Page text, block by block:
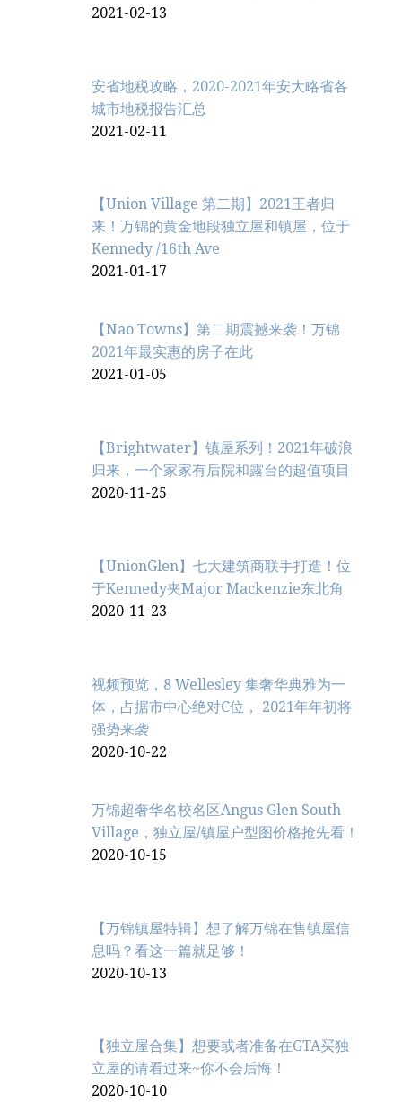
2021-02-13
安省地税攻略，2020-2021年安大略省各
城市地税报告汇总
2021-02-11
【Union Village 第二期】2021王者归
来！万锦的黄金地段独立屋和镇屋，位于
Kennedy /16th Ave
2021-01-17
【Nao Towns】第二期震撼来袭！万锦
2021年最实惠的房子在此
2021-01-05
【Brightwater】镇屋系列！2021年破浪
归来，一个家家有后院和露台的超值项目
2020-11-25
【UnionGlen】七大建筑商联手打造！位
于Kennedy夹Major Mackenzie东北角
2020-11-23
视频预览，8 Wellesley 集奢华典雅为一
体，占据市中心绝对C位， 2021年年初将
强势来袭
2020-10-22
万锦超奢华名校名区Angus Glen South
Village，独立屋/镇屋户型图价格抢先看！
2020-10-15
【万锦镇屋特辑】想了解万锦在售镇屋信
息吗？看这一篇就足够！
2020-10-13
【独立屋合集】想要或者准备在GTA买独
立屋的请看过来~你不会后悔！
2020-10-10